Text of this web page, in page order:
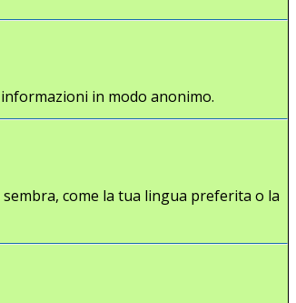
in modo anonimo.
come la tua lingua preferita o la